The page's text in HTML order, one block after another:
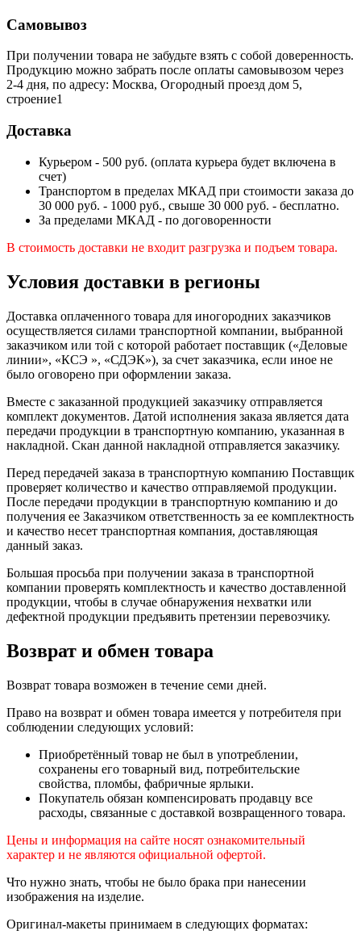
Самовывоз
При получении товара не забудьте взять с собой доверенность.
Продукцию можно забрать после оплаты самовывозом через
2-4 дня, по адресу: Москва, Огородный проезд дом 5,
строение1
Доставка
Курьером - 500 руб. (оплата курьера будет включена в
счет)
Транспортом в пределах МКАД при стоимости заказа до
30 000 руб. - 1000 руб., свыше 30 000 руб. - бесплатно.
За пределами МКАД - по договоренности
В стоимость доставки не входит разгрузка и подъем товара.
Условия доставки в регионы
Доставка оплаченного товара для иногородних заказчиков
осуществляется силами транспортной компании, выбранной
заказчиком или той с которой работает поставщик («Деловые
линии», «КСЭ », «СДЭК»), за счет заказчика, если иное не
было оговорено при оформлении заказа.
Вместе с заказанной продукцией заказчику отправляется
комплект документов. Датой исполнения заказа является дата
передачи продукции в транспортную компанию, указанная в
накладной. Скан данной накладной отправляется заказчику.
Перед передачей заказа в транспортную компанию Поставщик
проверяет количество и качество отправляемой продукции.
После передачи продукции в транспортную компанию и до
получения ее Заказчиком ответственность за ее комплектность
и качество несет транспортная компания, доставляющая
данный заказ.
Большая просьба при получении заказа в транспортной
компании проверять комплектность и качество доставленной
продукции, чтобы в случае обнаружения нехватки или
дефектной продукции предъявить претензии перевозчику.
Возврат и обмен товара
Возврат товара возможен в течение семи дней.
Право на возврат и обмен товара имеется у потребителя при
соблюдении следующих условий:
Приобретённый товар не был в употреблении,
сохранены его товарный вид, потребительские
свойства, пломбы, фабричные ярлыки.
Покупатель обязан компенсировать продавцу все
расходы, связанные с доставкой возвращенного товара.
Цены и информация на сайте носят ознакомительный
характер и не являются официальной офертой.
Что нужно знать, чтобы не было брака при нанесении
изображения на изделие.
Оригинал-макеты принимаем в следующих форматах: